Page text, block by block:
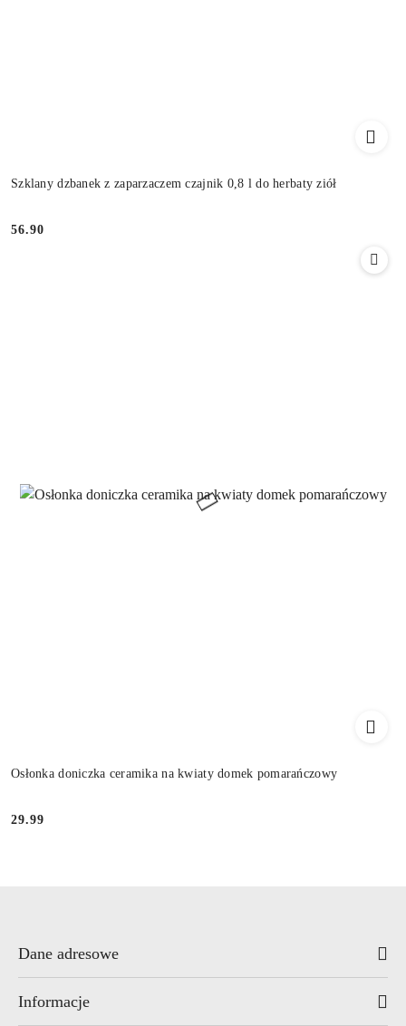
Szklany dzbanek z zaparzaczem czajnik 0,8 l do herbaty ziół
Cena:
56.90
Osłonka doniczka ceramika na kwiaty domek pomarańczowy
Cena:
29.99
Dane adresowe
Informacje